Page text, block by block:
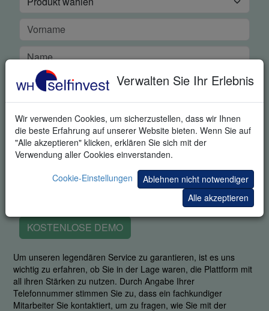
Verwalten Sie Ihr Erlebnis
Wir verwenden Cookies, um sicherzustellen, dass wir Ihnen
die beste Erfahrung auf unserer Website bieten. Wenn Sie auf
"Alle akzeptieren" klicken, erklären Sie sich mit der
Verwendung aller Cookies einverstanden.
Cookie-Einstellungen
Ablehnen nicht notwendiger
Alle akzeptieren
KOSTENLOSE DEMO
Um unseren legendären Service zu garantieren, ist es uns
wichtig zu erfahren, ob Sie in der Lage waren, die Plattform mit
all ihren Stärken zu nutzen. Durch Angabe Ihrer
Telefonnummer stimmen Sie zu, dass ein fachkundiger
Mitarbeiter Sie kontaktiert, um zu fragen, wie Sie mit der